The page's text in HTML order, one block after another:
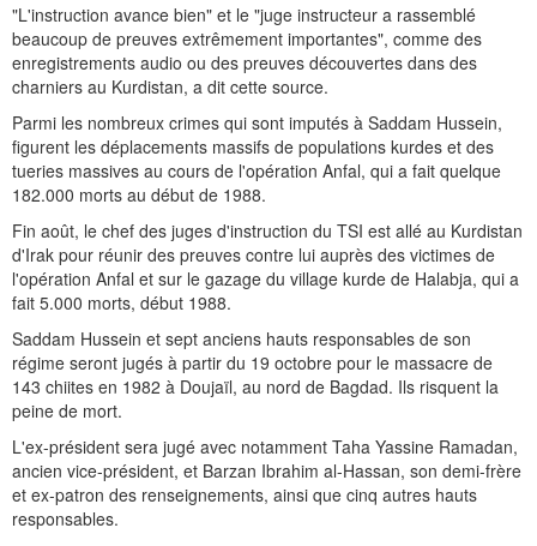
"L'instruction avance bien" et le "juge instructeur a rassemblé
beaucoup de preuves extrêmement importantes", comme des
enregistrements audio ou des preuves découvertes dans des
charniers au Kurdistan, a dit cette source.
Parmi les nombreux crimes qui sont imputés à Saddam Hussein,
figurent les déplacements massifs de populations kurdes et des
tueries massives au cours de l'opération Anfal, qui a fait quelque
182.000 morts au début de 1988.
Fin août, le chef des juges d'instruction du TSI est allé au Kurdistan
d'Irak pour réunir des preuves contre lui auprès des victimes de
l'opération Anfal et sur le gazage du village kurde de Halabja, qui a
fait 5.000 morts, début 1988.
Saddam Hussein et sept anciens hauts responsables de son
régime seront jugés à partir du 19 octobre pour le massacre de
143 chiites en 1982 à Doujaïl, au nord de Bagdad. Ils risquent la
peine de mort.
L'ex-président sera jugé avec notamment Taha Yassine Ramadan,
ancien vice-président, et Barzan Ibrahim al-Hassan, son demi-frère
et ex-patron des renseignements, ainsi que cinq autres hauts
responsables.